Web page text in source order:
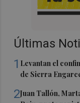
Últimas
1 Levantan el
de Sierra
2Juan Tallón,